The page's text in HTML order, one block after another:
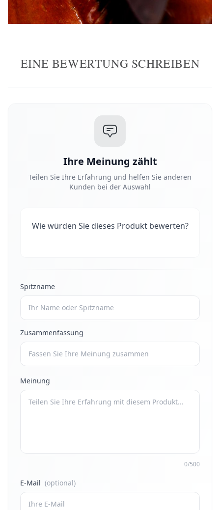
EINE BEWERTUNG SCHREIBEN
Ihre Meinung zählt
Teilen Sie Ihre Erfahrung und helfen Sie anderen
Kunden bei der Auswahl
Wie würden Sie dieses Produkt bewerten?
Spitzname
Zusammenfassung
Meinung
0/500
E-Mail (optional)